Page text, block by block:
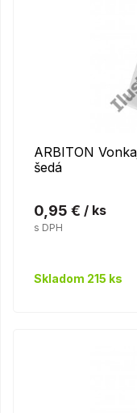
ARBITON
šedá
0,95 € / ks
s DPH
Skladom 215 ks